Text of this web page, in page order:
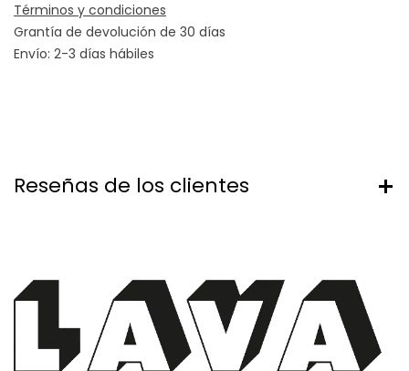
Términos y condiciones
Grantía de devolución de 30 días
Envío: 2-3 días hábiles
Reseñas de los clientes